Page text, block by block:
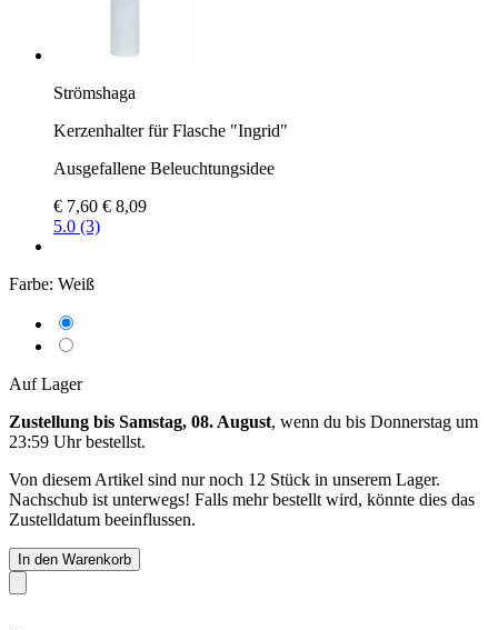
Strömshaga
Kerzenhalter für Flasche "Ingrid"
Ausgefallene Beleuchtungsidee
€ 7,60 € 8,09
5.0 (3)
Farbe: Weiß
Auf Lager
Zustellung bis Samstag, 08. August, wenn du bis Donnerstag um
23:59 Uhrbestellst.
Von diesem Artikel sind nur noch 12 Stück in unserem Lager.
Nachschub ist unterwegs! Falls mehr bestellt wird, könnte dies das
Zustelldatum beeinflussen.
In den Warenkorb